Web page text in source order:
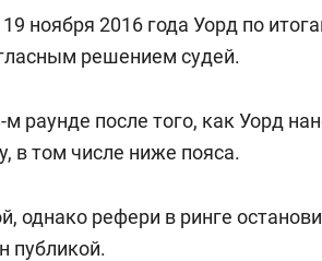
ноября 2016 года Уорд по
решением судей.
раунде после того, как Уорд
в том числе ниже пояса.
однако рефери в ринге
публикой.
«Фороса»:
не считает
с